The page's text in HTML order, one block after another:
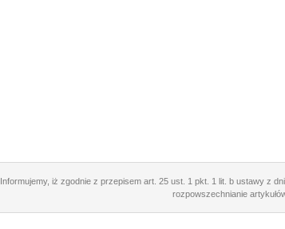
Informujemy, iż zgodnie z przepisem art. 25 ust. 1 pkt. 1 lit. b ustawy z
rozpowszechnianie